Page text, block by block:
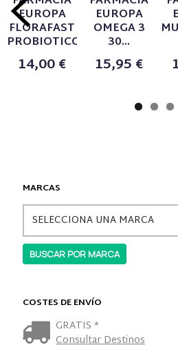
MARCAS
COSTES DE ENVÍO
GRATIS *
Consultar Destinos
EUROPA
FLORAFAST
PROBIOTICO...
14,00 €
EUROPA
OMEGA 3
30...
15,95 €